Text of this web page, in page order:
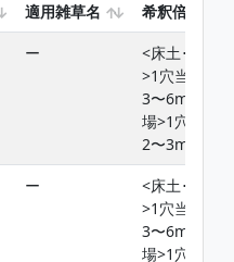
適用雑草名
希釈倍率
ー
<床土･堆肥
>1穴当り
3〜6mL<圃
場>1穴当り
2〜3mL
ー
<床土･堆肥
>1穴当り
3〜6mL<圃
場>1穴当り